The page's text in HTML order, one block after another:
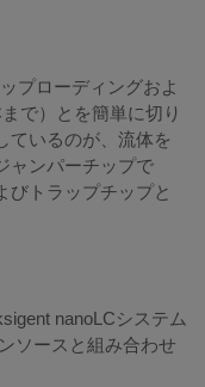
プローディングおよ
で）とを簡単に切り
ているのが、流体を
ャンパーチップで
びトラップチップと
nanoLCシステム
ソースと組み合わせ